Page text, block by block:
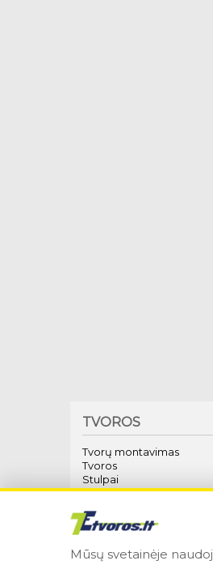
TVOROS
Tvorų montavimas
Tvoros
Stulpai
Tvirtinimo elementai
Vartai
Mūsų svetainėje